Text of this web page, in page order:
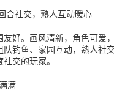
社交，熟人互动暖心
好。画风清新，角色可爱
钓鱼、家园互动，熟人社
交的玩家。
满